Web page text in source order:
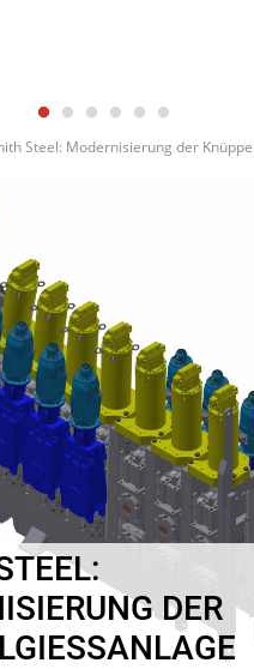
Steel: Modernisierung der
DER